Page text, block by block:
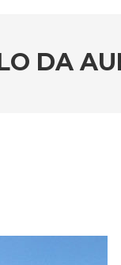
DA